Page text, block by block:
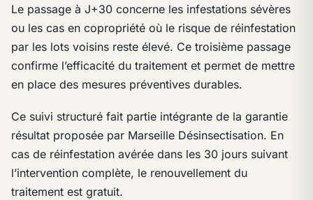
Le passage à J+30 concerne les infestations sévères
ou les cas en copropriété où le risque de réinfestation
par les lots voisins reste élevé. Ce troisième passage
confirme l’efficacité du traitement et permet de mettre
en place des mesures préventives durables.
Ce suivi structuré fait partie intégrante de la garantie
résultat proposée par Marseille Désinsectisation. En
cas de réinfestation avérée dans les 30 jours suivant
l’intervention complète, le renouvellement du
traitement est gratuit.